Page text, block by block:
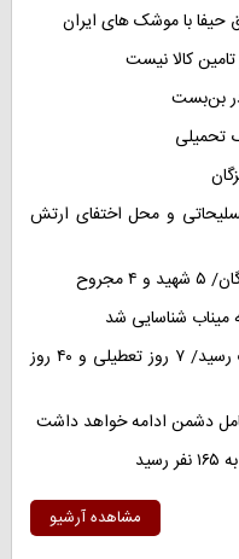
حیفا با موشک های ایران
کالا نیست
در بن‌بست
و محل اختفای ارتش
رهبر و پیشوای شیعیان جهان به شهادت رسید/ ۷ روز تعطیلی و ۴۰ روز
مشاهده آرشیو